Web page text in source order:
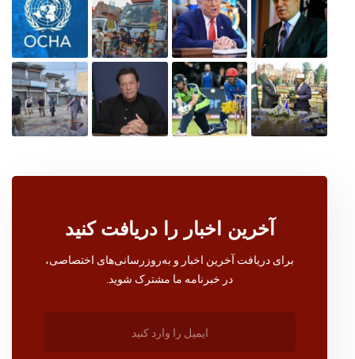
آخرین اخبار را دریافت کنید
برای دریافت آخرین اخبار و به‌روزرسانی‌های اختصاصی،
در خبرنامه ما مشترک شوید.